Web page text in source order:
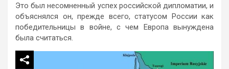
Это был несомненный успех российской дипломатии, и
объяснялся он, прежде всего, статусом России как
победительницы в войне, с чем Европа вынуждена
была считаться.